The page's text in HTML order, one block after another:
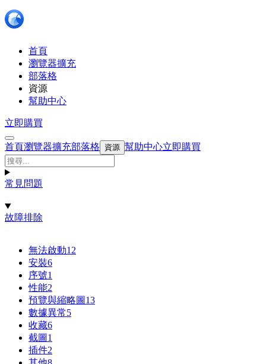
首頁
瀏覽器擴充
部落格
資源
幫助中心
立即購買
首頁瀏覽器擴充部落格 資源 幫助中心立即購買
常見問題
故障排除
無法啟動12
安裝6
序號1
性能2
預覽與縮略圖 13
數據異常5
收藏6
截圖 1
插件2